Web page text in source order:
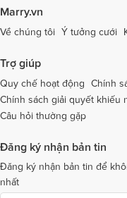
Dịch vụ cưới tại Thái Bình
Dịch vụ cưới tại Thừa
Dịch vụ cưới tại An Giang
Dịch vụ cưới tại Tuyên
Dịch vụ cưới tại Bà Rịa -
Dịch vụ cưới tại Bắc Kạn
Marry.vn
Về chúng tôi Ý tưởng cưới
Trợ giúp
Quy chế hoạt động
Chính
Chính sách giải quyết khiếu
Câu hỏi thường gặp
Đăng ký nhận bản tin
Đăng ký nhận bản tin để
nhất